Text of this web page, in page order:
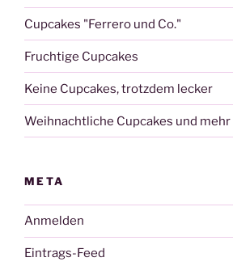
Cupcakes "Ferrero und Co."
Fruchtige Cupcakes
Keine Cupcakes, trotzdem lecker
Weihnachtliche Cupcakes und mehr
META
Anmelden
Eintrags-Feed